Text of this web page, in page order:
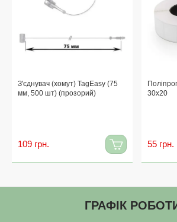
З'єднувач (хомут) TagEasy (75
мм, 500 шт) (прозорий)
109 грн.
30x20
55 грн.
ГРАФІК